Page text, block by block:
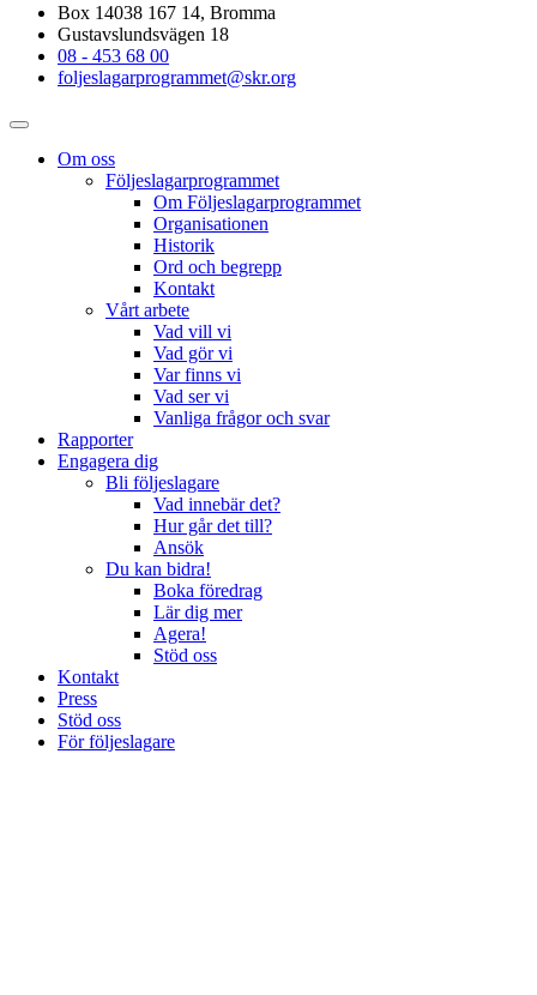
Box 14038 167 14, Bromma
Gustavslundsvägen 18
08 - 453 68 00
foljeslagarprogrammet@skr.org
Om oss
Följeslagarprogrammet
Om Följeslagarprogrammet
Organisationen
Historik
Ord och begrepp
Kontakt
Vårt arbete
Vad vill vi
Vad gör vi
Var finns vi
Vad ser vi
Vanliga frågor och svar
Rapporter
Engagera dig
Bli följeslagare
Vad innebär det?
Hur går det till?
Ansök
Du kan bidra!
Boka föredrag
Lär dig mer
Agera!
Stöd oss
Kontakt
Press
Stöd oss
För följeslagare